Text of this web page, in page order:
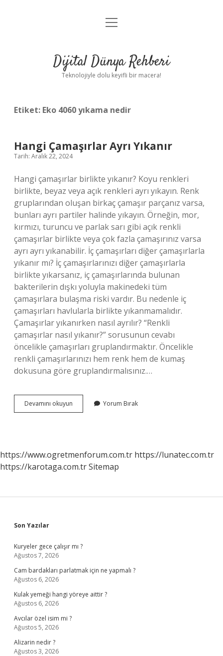
Anasayfa
Yasal Uyarı
menüyü
Dijital Dünya Rehberi
Teknolojiyle dolu keyifli bir macera!
Etiket: Eko 4060 yıkama nedir
Hangi Çamaşırlar Ayrı Yıkanır
Tarih: Aralık 22, 2024
Hangi çamaşırlar birlikte yıkanır? Koyu renkleri
birlikte, beyaz veya açık renkleri ayrı yıkayın. Renk
gruplarından oluşan birkaç çamaşır parçanız varsa,
bunları ayrı partiler halinde yıkayın. Örneğin, mor,
kırmızı, turuncu ve parlak sarı gibi açık renkli
çamaşırlar birlikte veya çok fazla çamaşırınız varsa
ayrı ayrı yıkanabilir. İç çamaşırları diğer çamaşırlarla
yıkanır mı? İç çamaşırlarınızı diğer çamaşırlarla
birlikte yıkarsanız, iç çamaşırlarında bulunan
bakterilerin dışkı yoluyla makinedeki tüm
çamaşırlara bulaşma riski vardır. Bu nedenle iç
çamaşırları havlularla birlikte yıkanmamalıdır.
Çamaşırlar yıkanırken nasıl ayrılır? “Renkli
çamaşırlar nasıl yıkanır?” sorusunun cevabı
öncelikle çamaşırları gruplandırmaktır. Öncelikle
renkli çamaşırlarınızı hem renk hem de kumaş
dokusuna göre gruplandırmalısınız.…
Devamını okuyun
Çamaşırlar
Yorum Bırak
https://www.ogretmenforum.com.tr https://lunatec.com.tr
https://karotaga.com.trSitemap
Sidebar
Son Yazılar
Kuryeler gece çalışır mı ?
Ağustos 7, 2026
Cam bardakları parlatmak için ne yapmalı ?
Ağustos 6, 2026
Kulak yemeği hangi yöreye aittir ?
Ağustos 6, 2026
Avcılar özel isim mi ?
Ağustos 5, 2026
Alizarin nedir ?
Ağustos 3, 2026